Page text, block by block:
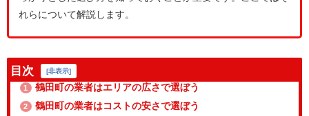
れらについて解説します。
目次 [非表示]
1 鶴田町の業者はエリアの広さで選ぼう
2 鶴田町の業者はコストの安さで選ぼう